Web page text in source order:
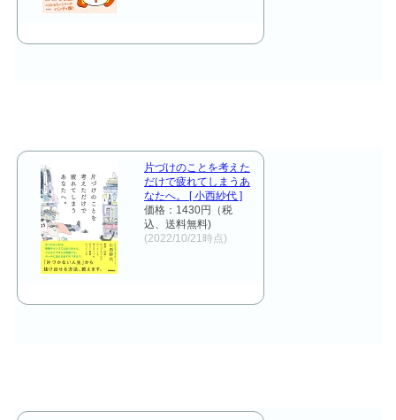
片づけのことを考えた
だけで疲れてしまうあ
なたへ。 [ 小西紗代 ]
価格：1430円（税
込、送料無料)
(2022/10/21時点)